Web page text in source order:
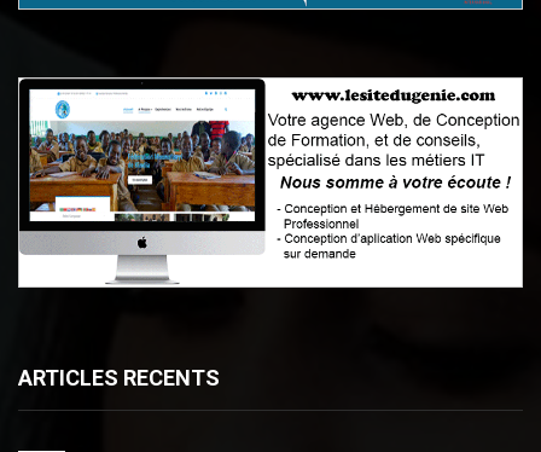
ARTICLES RECENTS